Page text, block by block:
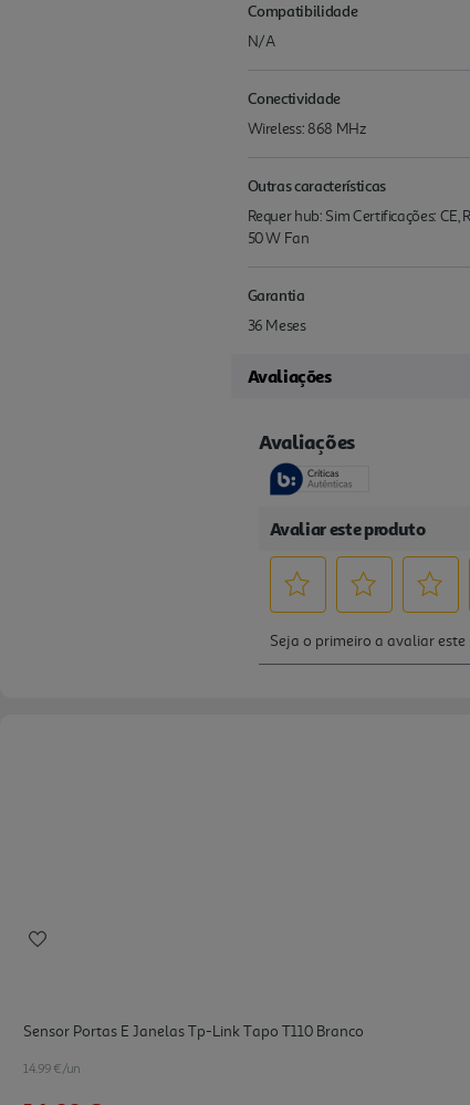
Compatibilidade
N/A
Conectividade
Wireless: 868 MHz
Outras características
Requer hub: Sim Certificações:
50 W Fan
Garantia
36 Meses
Avaliações
Sensor Portas E Janelas Tp-Link Tapo T110 Branco
14.99 €/un